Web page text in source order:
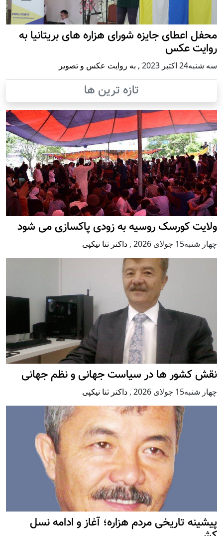
محفل اعطای جایزه شورای هزاره های بریتانیا به
روایت عکس
سه شنبه24 اكتبر 2023 , به روایت عکس و تصویر
تازه ترین ها
ولایت کورسک روسیه به زودی پاکسازی می شود
چهار شنبه15 جولای 2026 , داکتر ثنا نیکپی
نقش کشور ها در سیاست جهانی و نظم جهانی
چهار شنبه15 جولای 2026 , داکتر ثنا نیکپی
پيشينه تاريخی مردم هزاره؛ آغاز و ادامه نسل